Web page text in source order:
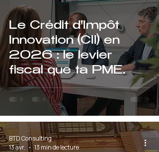
Le Crédit d'Impôt
Innovation (CII) en
2026 : le levier
fiscal que ta PME
laisse probablement
sur la table
BTD Consulting
13 avr.
13 min de lecture